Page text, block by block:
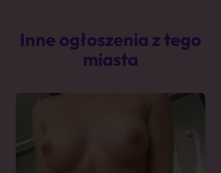
Inne ogłoszenia z tego
miasta